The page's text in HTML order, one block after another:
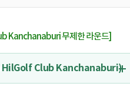
Kanchanaburi 무제한 라운드]
HilGolf Club Kanchanaburi)